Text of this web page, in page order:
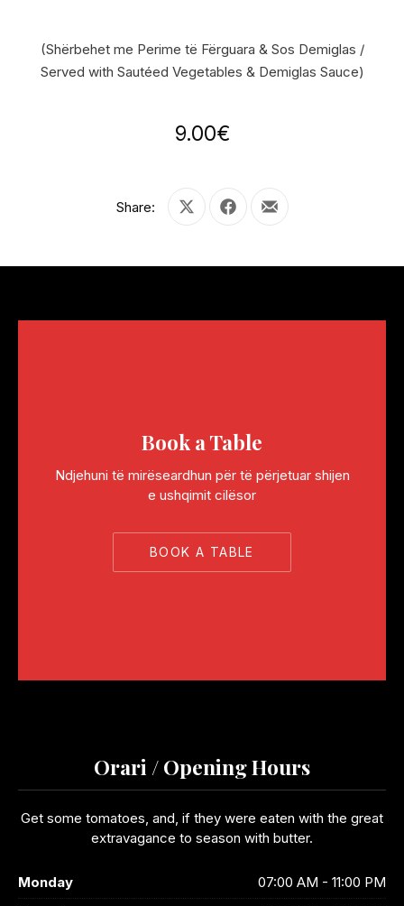
(Shërbehet me Perime të Fërguara & Sos Demiglas /
Served with Sautéed Vegetables & Demiglas Sauce)
9.00€
Share: Share on XShare on Facebook
Share by Email
Book a Table
Ndjehuni të mirëseardhun për të përjetuar shijen
e ushqimit cilësor
BOOK A TABLE
Orari / Opening Hours
Get some tomatoes, and, if they were eaten with the great
extravagance to season with butter.
Monday
07:00 AM - 11:00 PM